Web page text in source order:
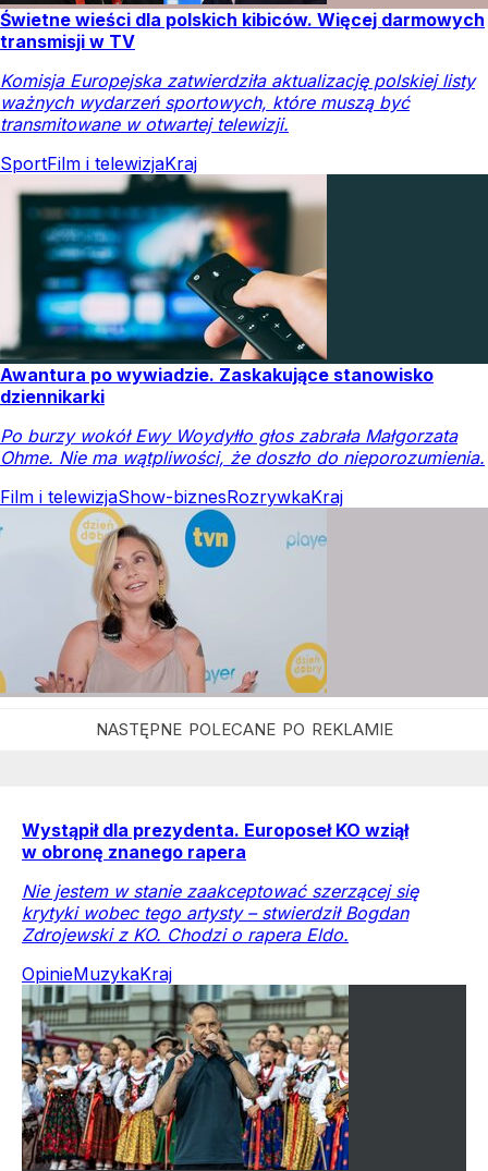
Świetne wieści dla polskich kibiców. Więcej darmowych
transmisji w TV
Komisja Europejska zatwierdziła aktualizację polskiej listy
ważnych wydarzeń sportowych, które muszą być
transmitowane w otwartej telewizji.
SportFilm i telewizjaKraj
Awantura po wywiadzie. Zaskakujące stanowisko
dziennikarki
Po burzy wokół Ewy Woydyłło głos zabrała Małgorzata
Ohme. Nie ma wątpliwości, że doszło do nieporozumienia.
Film i telewizjaShow-biznesRozrywkaKraj
Wystąpił dla prezydenta. Europoseł KO wziął
w obronę znanego rapera
Nie jestem w stanie zaakceptować szerzącej się
krytyki wobec tego artysty – stwierdził Bogdan
Zdrojewski z KO. Chodzi o rapera Eldo.
OpinieMuzykaKraj